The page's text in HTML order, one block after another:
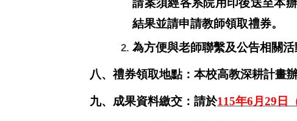
請案須經各系院用印後送至本
結果並請申請教師領取禮券。
為方便與老師聯繫及公告相關
八、禮券領取地點：本校高教深耕計畫
九、成果資料繳交：請於115年6月29 日